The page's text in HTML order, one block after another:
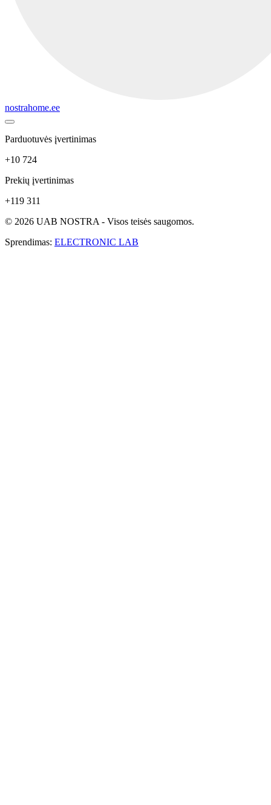
nostrahome.ee
Parduotuvės įvertinimas
+10 724
Prekių įvertinimas
+119 311
© 2026 UAB NOSTRA - Visos teisės saugomos.
Sprendimas: ELECTRONIC LAB